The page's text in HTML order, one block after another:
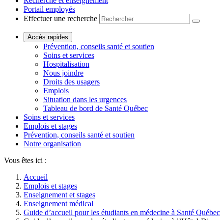
Portail employés
Effectuer une recherche
Accès rapides
Prévention, conseils santé et soutien
Soins et services
Hospitalisation
Nous joindre
Droits des usagers
Emplois
Situation dans les urgences
Tableau de bord de Santé Québec
Soins et services
Emplois et stages
Prévention, conseils santé et soutien
Notre organisation
Vous êtes ici :
Accueil
Emplois et stages
Enseignement et stages
Enseignement médical
Guide d’accueil pour les étudiants en médecine à Santé